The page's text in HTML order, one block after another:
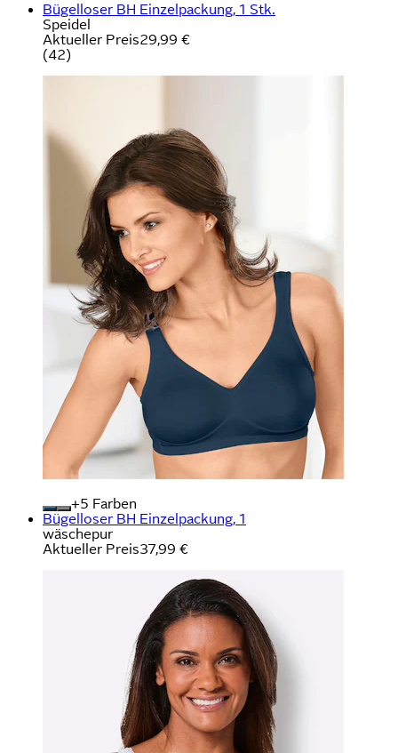
Bügelloser BH Einzelpackung, 1 Stk.
Speidel
Aktueller Preis29,99 €
(42)
+
Farben
Bügelloser BH Einzelpackung, 1
wäschepur
Aktueller Preis37,99 €